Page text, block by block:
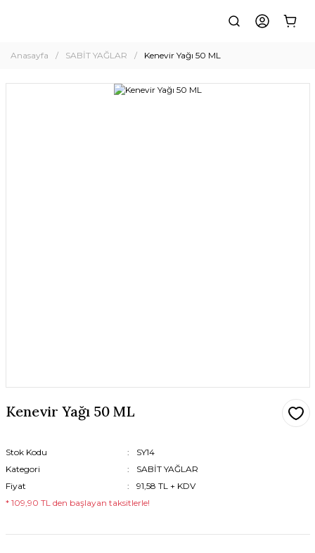
Anasayfa SABİT YAĞLAR Kenevir Yağı 50 ML
Kenevir Yağı 50 ML
Stok Kodu
SY14
Kategori
SABİT YAĞLAR
Fiyat
91,58 TL + KDV
* 109,90 TL den başlayan taksitlerle!